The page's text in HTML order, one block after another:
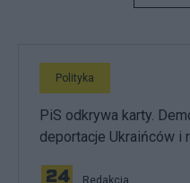
Polityka
PiS odkrywa karty.
deportacje Ukraińców i
Redakcja